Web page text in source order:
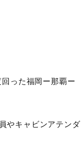
った福岡ー那覇ー
やキャビンアテンダ